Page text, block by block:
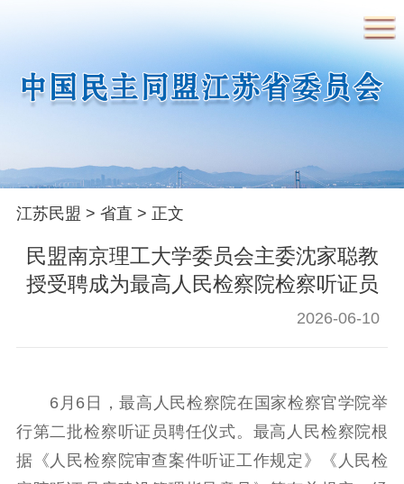
民盟概况
民盟简介 民盟章程
领导人简介
历届省委常委
思想建设
江苏民盟 > 省直 > 正文
民盟南京理工大学委员会主委沈家聪教
授受聘成为最高人民检察院检察听证员
2026-06-10
6月6日，最高人民检察院在国家检察官学院举
行第二批检察听证员聘任仪式。最高人民检察院根
据《人民检察院审查案件听证工作规定》《人民检